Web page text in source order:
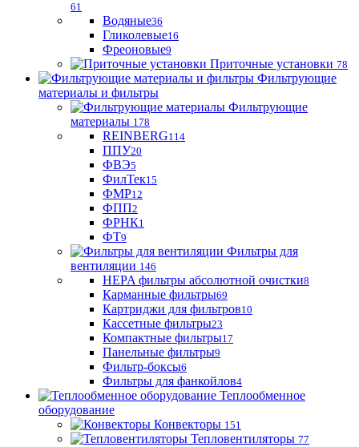
61
Водяные36
Гликолевые16
Фреоновые9
Приточные установки 78
Фильтрующие
материалы и фильтры
Фильтрующие
материaлы 178
REINBERG114
ППУ20
ФВЭ5
ФилТек15
ФМР12
ФПП2
ФРНК1
ФТ9
Фильтры для
вентиляции 146
HEPA фильтры абсолютной очистки8
Карманные фильтры69
Картриджи для фильтров10
Кассетные фильтры23
Компактные фильтры17
Панельные фильтры9
Фильтр-боксы6
Фильтры для фанкойлов4
Теплообменное
оборудование
Конвекторы 151
Тепловентиляторы 77